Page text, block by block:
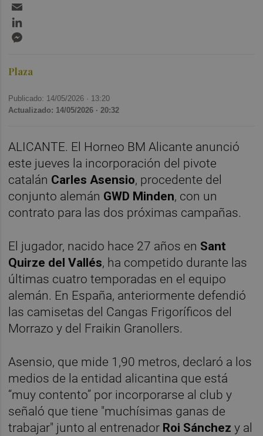
Plaza
Publicado: 14/05/2026 · 13:20
Actualizado: 14/05/2026 · 20:32
ALICANTE. El Horneo BM Alicante anunció
este jueves la incorporación del pivote
catalán Carles Asensio, procedente del
conjunto alemán GWD Minden, con un
contrato para las dos próximas campañas.
El jugador, nacido hace 27 años en Sant
Quirze del Vallés, ha competido durante las
últimas cuatro temporadas en el equipo
alemán. En España, anteriormente defendió
las camisetas del Cangas Frigoríficos del
Morrazo y del Fraikin Granollers.
Asensio, que mide 1,90 metros, declaró a los
medios de la entidad alicantina que está
“muy contento” por incorporarse al club y
señaló que tiene "muchísimas ganas de
trabajar" junto al entrenador Roi Sánchez y al